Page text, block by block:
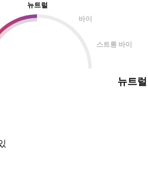
뉴트럴
바이
스트롱 바이
뉴트럴